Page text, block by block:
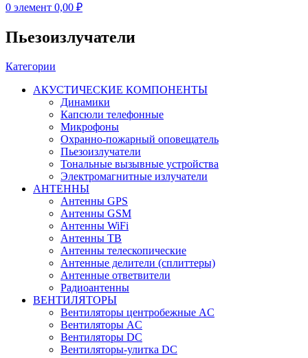
0 элемент 0,00 ₽
Пьезоизлучатели
Категории
АКУСТИЧЕСКИЕ КОМПОНЕНТЫ
Динамики
Капсюли телефонные
Микрофоны
Охранно-пожарный оповещатель
Пьезоизлучатели
Тональные вызывные устройства
Электромагнитные излучатели
АНТЕННЫ
Антенны GPS
Антенны GSM
Антенны WiFi
Антенны ТВ
Антенны телескопические
Антенные делители (сплиттеры)
Антенные ответвители
Радиоантенны
ВЕНТИЛЯТОРЫ
Вентиляторы центробежные AC
Вентиляторы AC
Вентиляторы DC
Вентиляторы-улитка DC